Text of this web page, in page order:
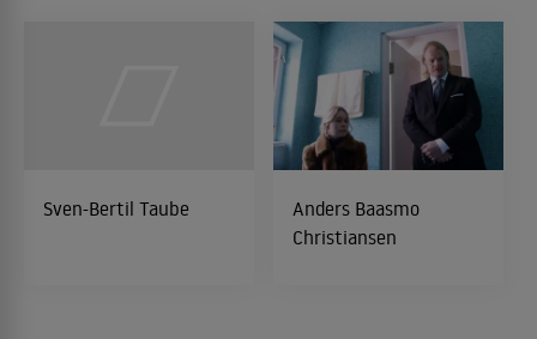
Sven-Bertil Taube
Anders Baasmo
Christiansen